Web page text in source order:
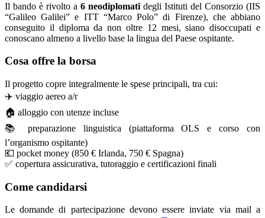
Il bando è rivolto a 6 neodiplomati degli Istituti del Consorzio (IIS
“Galileo Galilei” e ITT “Marco Polo” di Firenze), che abbiano
conseguito il diploma da non oltre 12 mesi, siano disoccupati e
conoscano almeno a livello base la lingua del Paese ospitante.
Cosa offre la borsa
Il progetto copre integralmente le spese principali, tra cui:
✈️ viaggio aereo a/r
🏠 alloggio con utenze incluse
📚 preparazione linguistica (piattaforma OLS e corso con
l’organismo ospitante)
💶 pocket money (850 € Irlanda, 750 € Spagna)
✅ copertura assicurativa, tutoraggio e certificazioni finali
Come candidarsi
Le domande di partecipazione devono essere inviate via mail a